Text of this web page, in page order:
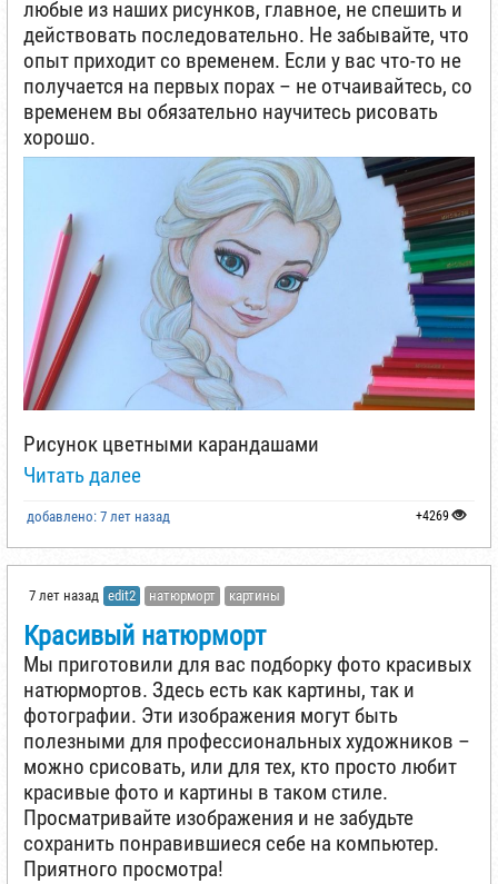
любые из наших рисунков, главное, не спешить и
действовать последовательно. Не забывайте, что
опыт приходит со временем. Если у вас что-то не
получается на первых порах – не отчаивайтесь, со
временем вы обязательно научитесь рисовать
хорошо.
Рисунок цветными карандашами
Читать далее
добавлено: 7 лет назад +4269
7 лет назад edit2 натюрморт картины
Красивый натюрморт
Мы приготовили для вас подборку фото красивых
натюрмортов. Здесь есть как картины, так и
фотографии. Эти изображения могут быть
полезными для профессиональных художников –
можно срисовать, или для тех, кто просто любит
красивые фото и картины в таком стиле.
Просматривайте изображения и не забудьте
сохранить понравившиеся себе на компьютер.
Приятного просмотра!